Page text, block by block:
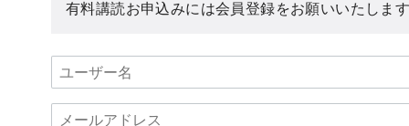
有料講読お申込みには会員登録をお願いいたしま